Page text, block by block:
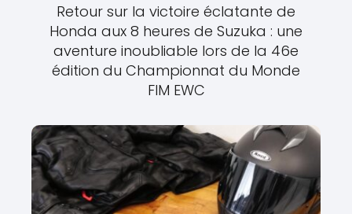
Retour sur la victoire éclatante de
Honda aux 8 heures de Suzuka : une
aventure inoubliable lors de la 46e
édition du Championnat du Monde
FIM EWC